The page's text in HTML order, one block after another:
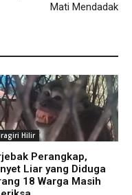
Mati Mendadak
Hilir
Perangkap,
Liar yang Diduga
18 Warga Masih